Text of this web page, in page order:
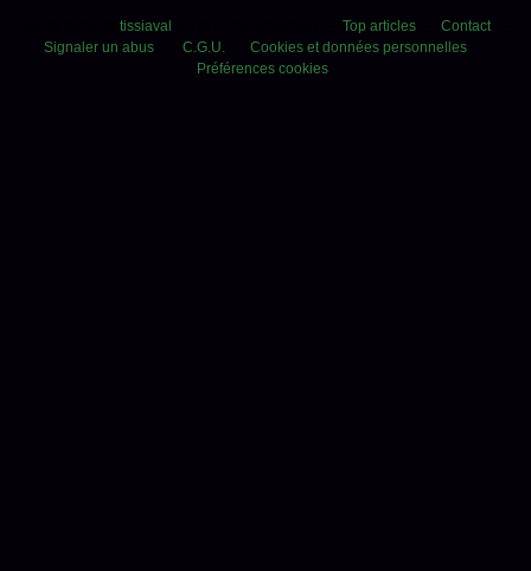
tissiaval Top articles
Contact
Signaler un abus
C.G.U.
Cookies et données personnelles
Préférences cookies